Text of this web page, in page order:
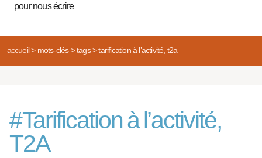
pour nous écrire
accueil> mots-clés> tags> tarification à l’activité, t2a
#Tarification à l’activité,
T2A